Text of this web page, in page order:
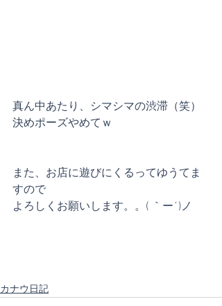
真ん中あたり、シマシマの渋滞（笑）
決めポーズやめてｗ
また、お店に遊びにくるってゆうてま
すので
よろしくお願いします。。( ｀ー´)ノ
カナウ日記